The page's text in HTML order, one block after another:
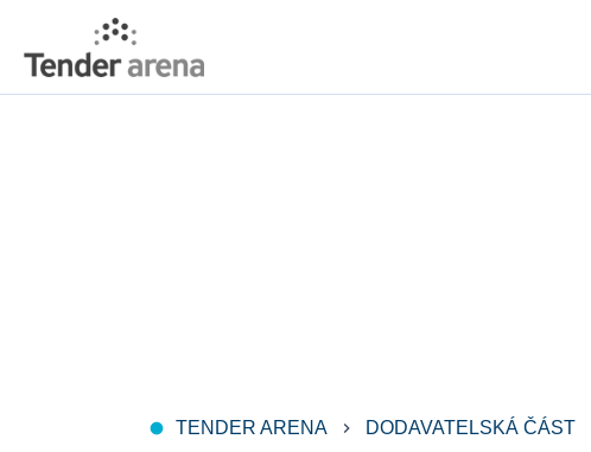
fiber_manual_record TENDER ARENA keyboard_arrow_right DODAVATELSKÁ ČÁST